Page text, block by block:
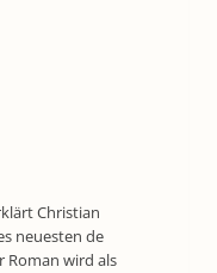
Christian
neuesten de
Roman wird als